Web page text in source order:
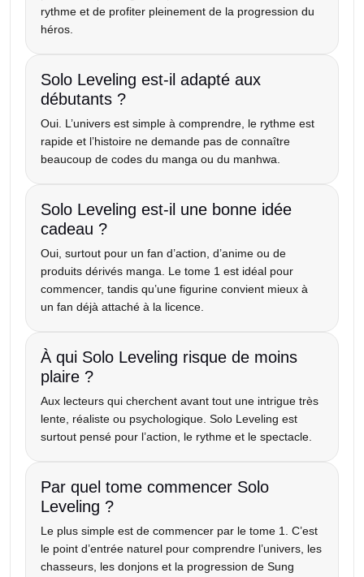
rythme et de profiter pleinement de la progression du
héros.
Solo Leveling est-il adapté aux
débutants ?
Oui. L’univers est simple à comprendre, le rythme est
rapide et l’histoire ne demande pas de connaître
beaucoup de codes du manga ou du manhwa.
Solo Leveling est-il une bonne idée
cadeau ?
Oui, surtout pour un fan d’action, d’anime ou de
produits dérivés manga. Le tome 1 est idéal pour
commencer, tandis qu’une figurine convient mieux à
un fan déjà attaché à la licence.
À qui Solo Leveling risque de moins
plaire ?
Aux lecteurs qui cherchent avant tout une intrigue très
lente, réaliste ou psychologique. Solo Leveling est
surtout pensé pour l’action, le rythme et le spectacle.
Par quel tome commencer Solo
Leveling ?
Le plus simple est de commencer par le tome 1. C’est
le point d’entrée naturel pour comprendre l’univers, les
chasseurs, les donjons et la progression de Sung